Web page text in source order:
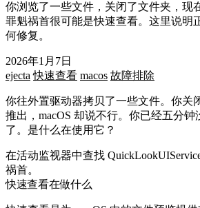
你浏览了一些文件，关闭了文件夹，现
罪魁祸首很可能是快速查看。这里说明
何修复。
2026年1月7日
ejecta 快速查看 macos 故障排除
你往外置驱动器拷贝了一些文件。你关
推出，macOS 却说不行。你已经五分钟
了。是什么在使用它？
在活动监视器中查找
祸首。
快速查看在做什么